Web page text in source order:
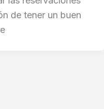
de tener un buen